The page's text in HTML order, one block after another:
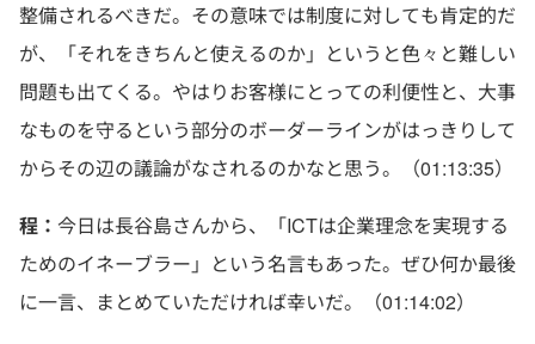
整備されるべきだ。その意味では制度に対しても肯定的だ
が、「それをきちんと使えるのか」というと色々と難しい
問題も出てくる。やはりお客様にとっての利便性と、大事
なものを守るという部分のボーダーラインがはっきりして
からその辺の議論がなされるのかなと思う。（01:13:35）
程： 今日は長谷島さんから、「ICTは企業理念を実現する
ためのイネーブラー」という名言もあった。ぜひ何か最後
に一言、まとめていただければ幸いだ。（01:14:02）